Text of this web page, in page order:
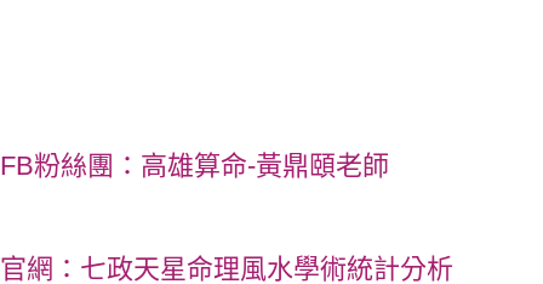
FB粉絲團： 高雄算命-黃鼎頤老師
官網： 七政天星命理風水學術統計分析